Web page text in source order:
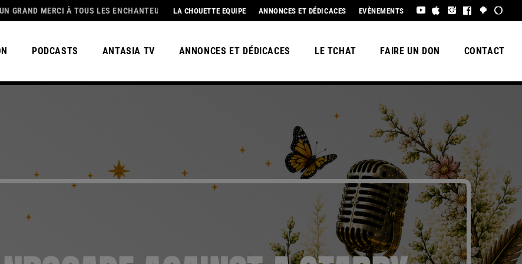
MERCI À TOUS LES ENCHANTEURS😀 POUR CETTE MAGNIFIQUE SAISON 3, BEL ÉTÉ À TOUS !
LA CHOUETTE EQUIPE ANNONCES ET DÉDICACES EVÈNEMENTS
PODCASTS ANTASIA TV ANNONCES ET DÉDICACES LE TCHAT FAIRE UN DON CONTACT